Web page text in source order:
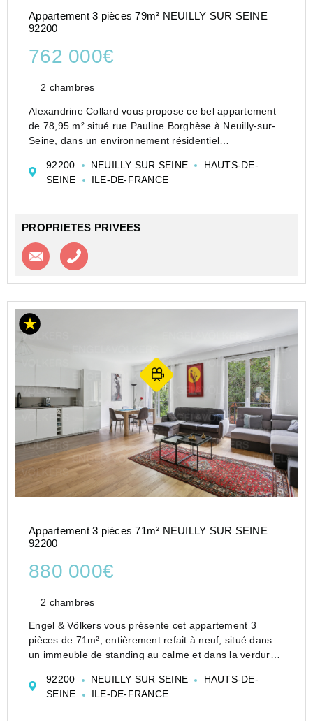
Appartement 3 pièces 79m² NEUILLY SUR SEINE
92200
762 000€
2 chambres
Alexandrine Collard vous propose ce bel appartement
de 78,95 m² situé rue Pauline Borghèse à Neuilly-sur-
Seine, dans un environnement résidentiel
proximité immédiate de nombreuses commodités.
Au sein d'...
92200 NEUILLY SUR SEINE
HAUTS-DE-
SEINE
ILE-DE-FRANCE
PROPRIETES PRIVEES
Contacter l'agence
Appartement 3 pièces 71m² NEUILLY SUR SEINE
92200
880 000€
2 chambres
Engel & Völkers vous présente cet appartement 3
pièces de 71m², entièrement refait à neuf, situé dans
un immeuble de standing au calme et dans la verdure.
d'une cuisine américaine, de deu...
92200 NEUILLY SUR SEINE
HAUTS-DE-
SEINE
ILE-DE-FRANCE